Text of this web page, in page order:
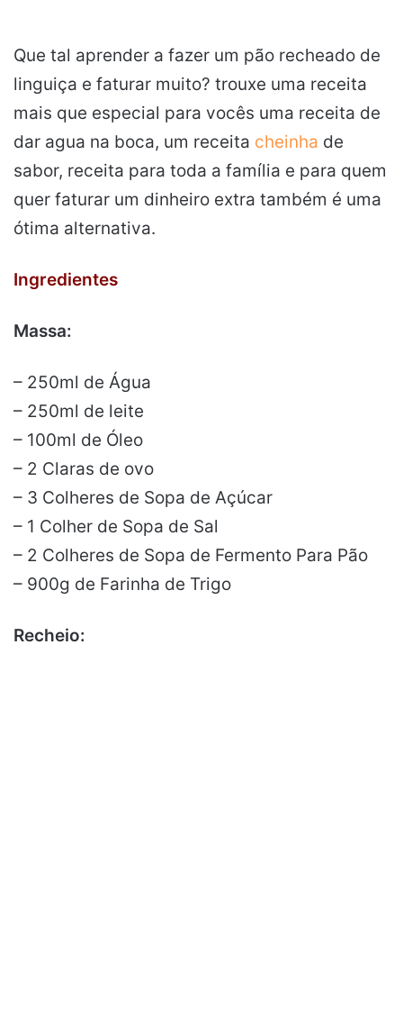
Que tal aprender a fazer um pão recheado de
linguiça e faturar muito? trouxe uma receita
mais que especial para vocês uma receita de
dar agua na boca, um receita cheinha de
sabor, receita para toda a família e para quem
quer faturar um dinheiro extra também é uma
ótima alternativa.
Ingredientes
Massa:
– 250ml de Água
– 250ml de leite
– 100ml de Óleo
– 2 Claras de ovo
– 3 Colheres de Sopa de Açúcar
– 1 Colher de Sopa de Sal
– 2 Colheres de Sopa de Fermento Para Pão
– 900g de Farinha de Trigo
Recheio: